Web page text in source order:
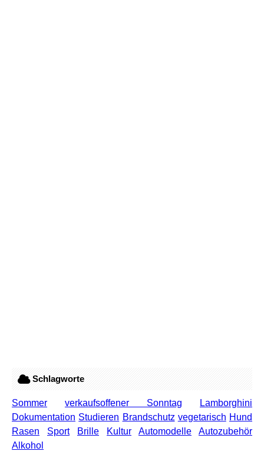
Schlagworte
Sommer verkaufsoffener Sonntag
Lamborghini
Dokumentation Studieren Brandschutz vegetarisch Hund
Rasen
Sport Brille Kultur Automodelle
Autozubehör
Alkohol